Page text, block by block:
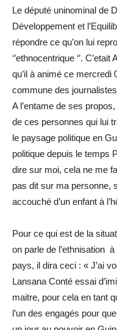
Le député uninominal de
Développement et
répondre ce qu’on lui
‘’ethnocentrique ‘’.
qu’il à animé ce mercredi
commune des
A l’entame de ses
de ces personnes qui lui
le paysage politique en
politique depuis le temps
dire sur moi, cela ne me
pas dit sur ma personne,
accouché d’un enfant à
Pour ce qui est de la
on parle de l’ethnisation
pays, il dira ceci : « J’ai
Lansana Conté essai
maitre, pour cela en tant
l’un des engagés pour